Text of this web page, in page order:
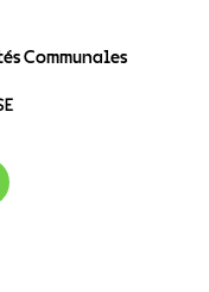
Communales